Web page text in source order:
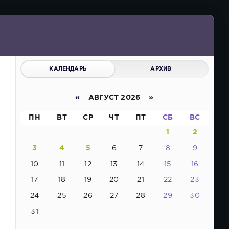
КАЛЕНДАРЬ АРХИВ
« АВГУСТ 2026 »
ПН ВТ СР ЧТ ПТ СБ ВС
1 2
3 4 5 6 7 8 9
10 11 12 13 14 15 16
17 18 19 20 21 22 23
24 25 26 27 28 29 30
31